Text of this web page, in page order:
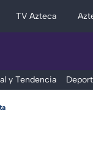
TV Azteca
y Tendencia